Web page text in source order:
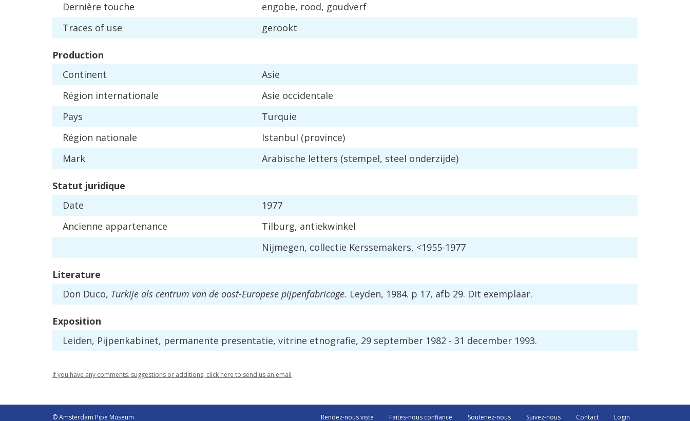
Dernière touche engobe, rood, goudverf
Traces of use gerookt
Production
Continent
Asie
Région internationale Asie occidentale
Pays
Turquie
Région nationale Istanbul (province)
Mark
Arabische letters (stempel, steel onderzijde)
Statut juridique
Date
1977
Ancienne appartenance Tilburg, antiekwinkel
Nijmegen, collectie Kerssemakers, <1955-1977
Literature
Don Duco, Turkije als centrum van de oost-Europese pijpenfabricage. Leyden, 1984. p 17, afb 29. Dit exemplaar.
Exposition
Leiden, Pijpenkabinet, permanente presentatie, vitrine etnografie, 29 september 1982 - 31 december 1993.
Ifyou have any comments, suggestions or additions, click here to send us an email
© Amsterdam Pipe Museum Rendez-nous viste Faites-nous confiance Soutenez-nous Suivez-nous Contact Login